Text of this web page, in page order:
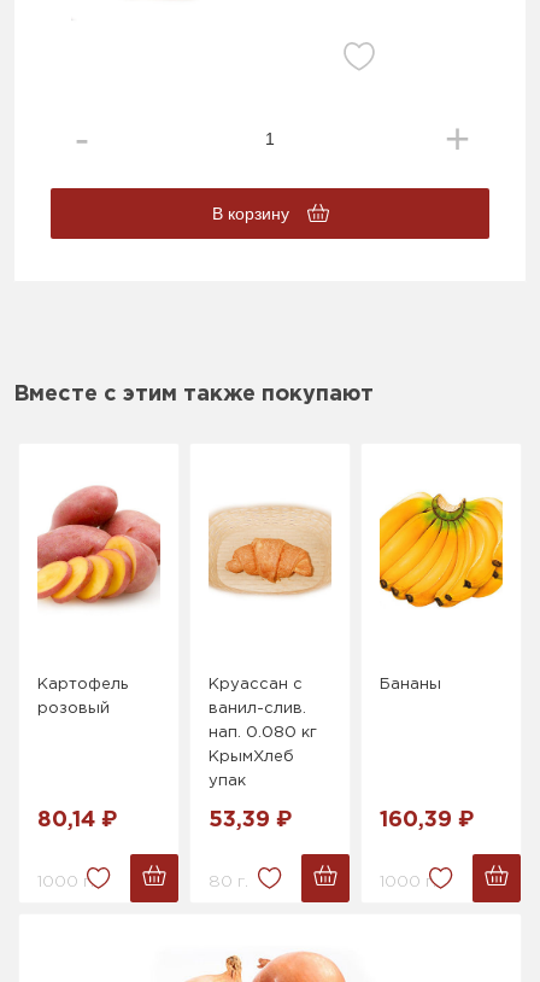
В корзину
Вместе с этим также покупают
Картофель
розовый
80,14 ₽
1000 г.
Круассан с
ванил-слив.
нап. 0.080 кг
КрымХлеб
упак
53,39 ₽
80 г.
Бананы
160,39 ₽
1000 г.